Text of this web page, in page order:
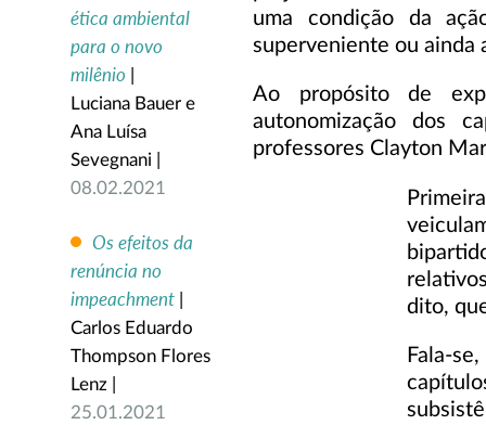
ética ambiental
para o novo
milênio
Luciana Bauer e
Ana Luísa
Sevegnani |
08.02.2021
Os efeitos da
renúncia no
impeachment
Carlos Eduardo
Thompson Flores
Lenz |
25.01.2021
uma condição da
superveniente ou ainda
Ao propósito de
autonomização dos
professores Clayton
dito,
Fala-